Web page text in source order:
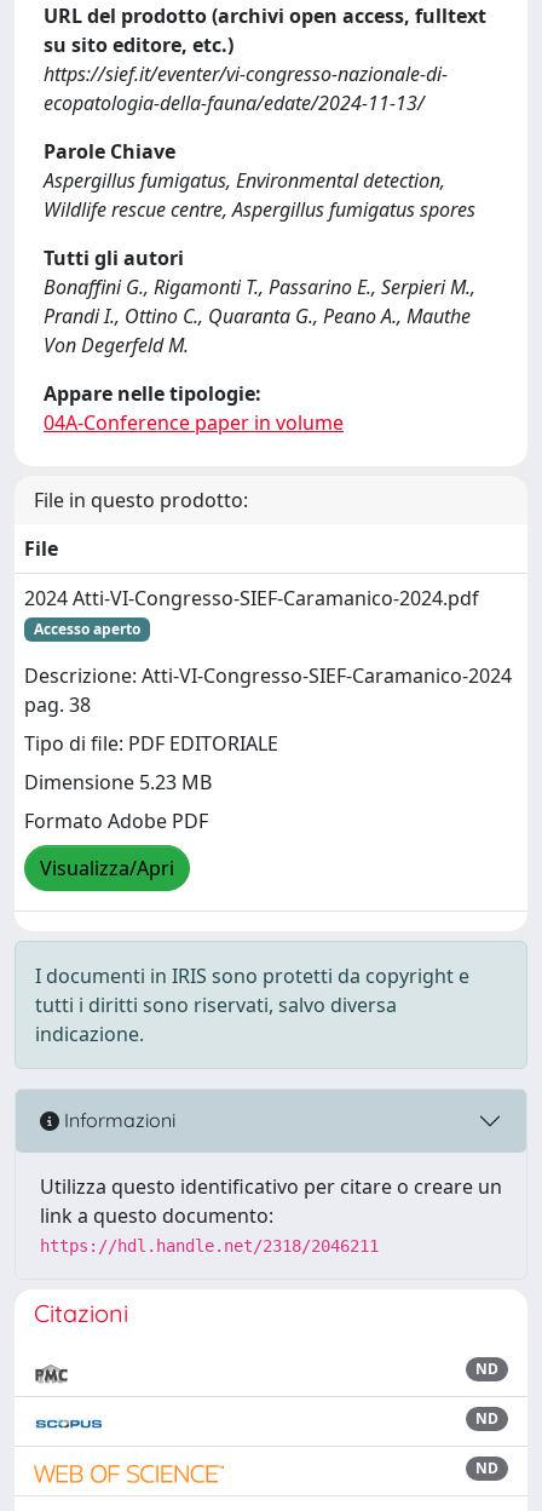
URL del prodotto (archivi open access, fulltext
su sito editore, etc.)
https://sief.it/eventer/vi-congresso-nazionale-di-
ecopatologia-della-fauna/edate/2024-11-13/
Parole Chiave
Aspergillus fumigatus, Environmental detection,
Wildlife rescue centre, Aspergillus fumigatus spores
Tutti gli autori
Bonaffini G., Rigamonti T., Passarino E., Serpieri M.,
Prandi I., Ottino C., Quaranta G., Peano A., Mauthe
Von Degerfeld M.
Appare nelle tipologie:
04A-Conference paper in volume
File in questo prodotto:
File
2024 Atti-VI-Congresso-SIEF-Caramanico-2024.pdf
Accesso aperto
Descrizione: Atti-VI-Congresso-SIEF-Caramanico-2024
pag. 38
Tipo di file: PDF EDITORIALE
Dimensione 5.23 MB
Formato Adobe PDF
Visualizza/Apri
I documenti in IRIS sono protetti da copyright e
tutti i diritti sono riservati, salvo diversa
indicazione.
Informazioni
Utilizza questo identificativo per citare o creare un
link a questo documento:
https://hdl.handle.net/2318/2046211
Citazioni
ND
ND
ND